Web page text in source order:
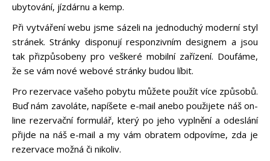
ubytování, jízdárnu a kemp.
Při vytváření webu jsme sázeli na jednoduchý moderní styl
stránek. Stránky disponují responzivním designem a jsou
tak přizpůsobeny pro veškeré mobilní zařízení. Doufáme,
že se vám nové webové stránky budou líbit.
Pro rezervace vašeho pobytu můžete použít více způsobů.
Buď nám zavoláte, napíšete e-mail anebo použijete náš on-
line rezervační formulář, který po jeho vyplnění a odeslání
přijde na náš e-mail a my vám obratem odpovíme, zda je
rezervace možná či nikoliv.